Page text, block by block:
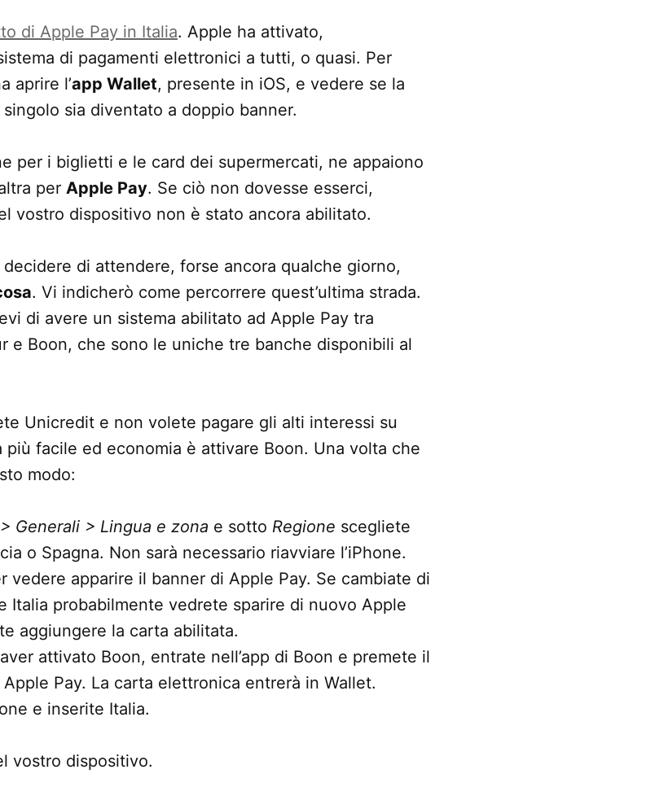
di Apple Pay in Italia. Apple ha attivato,
di pagamenti elettronici a tutti, o quasi. Per
aprire l’app Wallet, presente in iOS, e vedere se la
sia diventato a doppio banner.
per i biglietti e le card dei supermercati, ne appaiono
per Apple Pay. Se ciò non dovesse esserci,
vostro dispositivo non è stato ancora abilitato.
di attendere, forse ancora qualche giorno,
. Vi indicherò come percorrere quest’ultima strada.
di avere un sistema abilitato ad Apple Pay tra
e Boon, che sono le uniche tre banche disponibili al
Unicredit e non volete pagare gli alti interessi su
più facile ed economia è attivare Boon. Una volta che
modo:
Generali > Lingua e zona e sotto Regione scegliete
o Spagna. Non sarà necessario riavviare l’iPhone.
vedere apparire il banner di Apple Pay. Se cambiate di
Italia probabilmente vedrete sparire di nuovo Apple
aggiungere la carta abilitata.
attivato Boon, entrate nell’app di Boon e premete il
Pay. La carta elettronica entrerà in Wallet.
e inserite Italia.
vostro dispositivo.